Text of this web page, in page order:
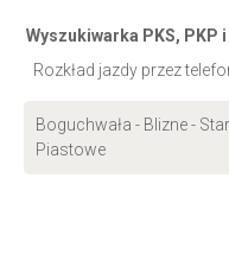
Wyszukiwarka PKS, PKP i
Rozkład jazdy przez
Boguchwała - Blizne -
Piastowe